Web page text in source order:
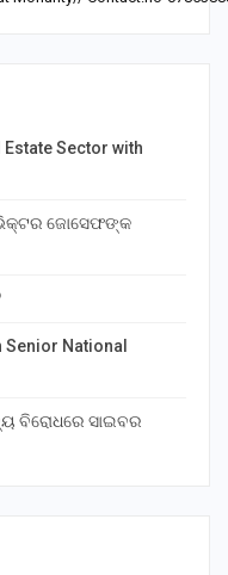
Estate Sector with
ଭିକ୍ଟର ଜୋସେଫଙ୍କ
National
ବିରୋଧରେ ସାଇବର